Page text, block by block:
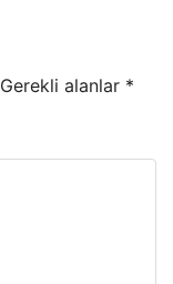
Gerekli alanlar *